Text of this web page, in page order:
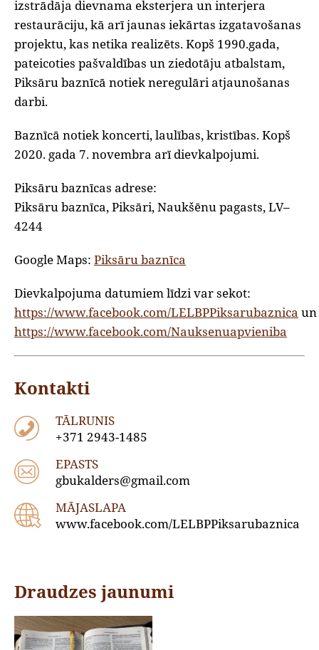
izstrādāja dievnama eksterjera un interjera
restaurāciju, kā arī jaunas iekārtas izgatavošanas
projektu, kas netika realizēts. Kopš 1990.gada,
pateicoties pašvaldības un ziedotāju atbalstam,
Piksāru baznīcā notiek neregulāri atjaunošanas
darbi.
Baznīcā notiek koncerti, laulības, kristības. Kopš
2020. gada 7. novembra arī dievkalpojumi.
Piksāru baznīcas adrese:
Piksāru baznīca, Piksāri, Naukšēnu pagasts, LV–
4244
Google Maps: Piksāru baznīca
Dievkalpojuma datumiem līdzi var sekot:
https://www.facebook.com/LELBPPiksarubaznica un
https://www.facebook.com/Nauksenuapvieniba
Kontakti
TĀLRUNIS
+371 2943-1485
EPASTS
gbukalders@gmail.com
MĀJASLAPA
www.facebook.com/LELBPPiksarubaznica
Draudzes jaunumi